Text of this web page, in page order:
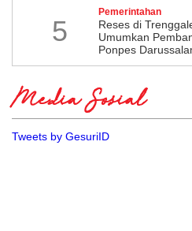
5
Pemerintahan
​Reses di
Umumkan
Ponpes
Media Sosial
Tweets by GesuriID